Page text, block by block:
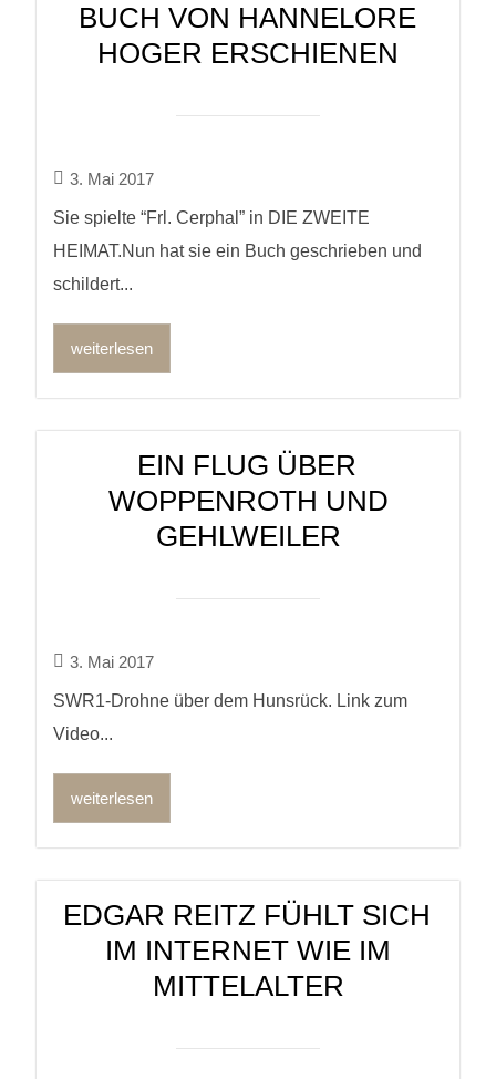
BUCH VON HANNELORE
HOGER ERSCHIENEN
3. Mai 2017
Sie spielte “Frl. Cerphal” in DIE ZWEITE
HEIMAT.Nun hat sie ein Buch geschrieben und
schildert...
weiterlesen
EIN FLUG ÜBER
WOPPENROTH UND
GEHLWEILER
3. Mai 2017
SWR1-Drohne über dem Hunsrück. Link zum
Video...
weiterlesen
EDGAR REITZ FÜHLT SICH
IM INTERNET WIE IM
MITTELALTER